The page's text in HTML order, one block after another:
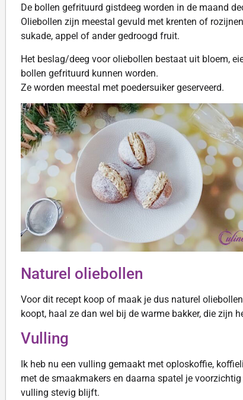
De bollen gefrituurd gistdeeg worden in de maand
Oliebollen zijn meestal gevuld met krenten of
sukade, appel of ander gedroogd fruit.
Het beslag/deeg voor oliebollen bestaat uit bloem,
bollen gefrituurd kunnen worden.
Ze worden meestal met poedersuiker geserveerd.
Naturel oliebollen
Voor dit recept koop of maak je dus naturel
koopt, haal ze dan wel bij de warme bakker, die zijn
Vulling
Ik heb nu een vulling gemaakt met oploskoffie,
met de smaakmakers en daarna spatel je
vulling stevig blijft.